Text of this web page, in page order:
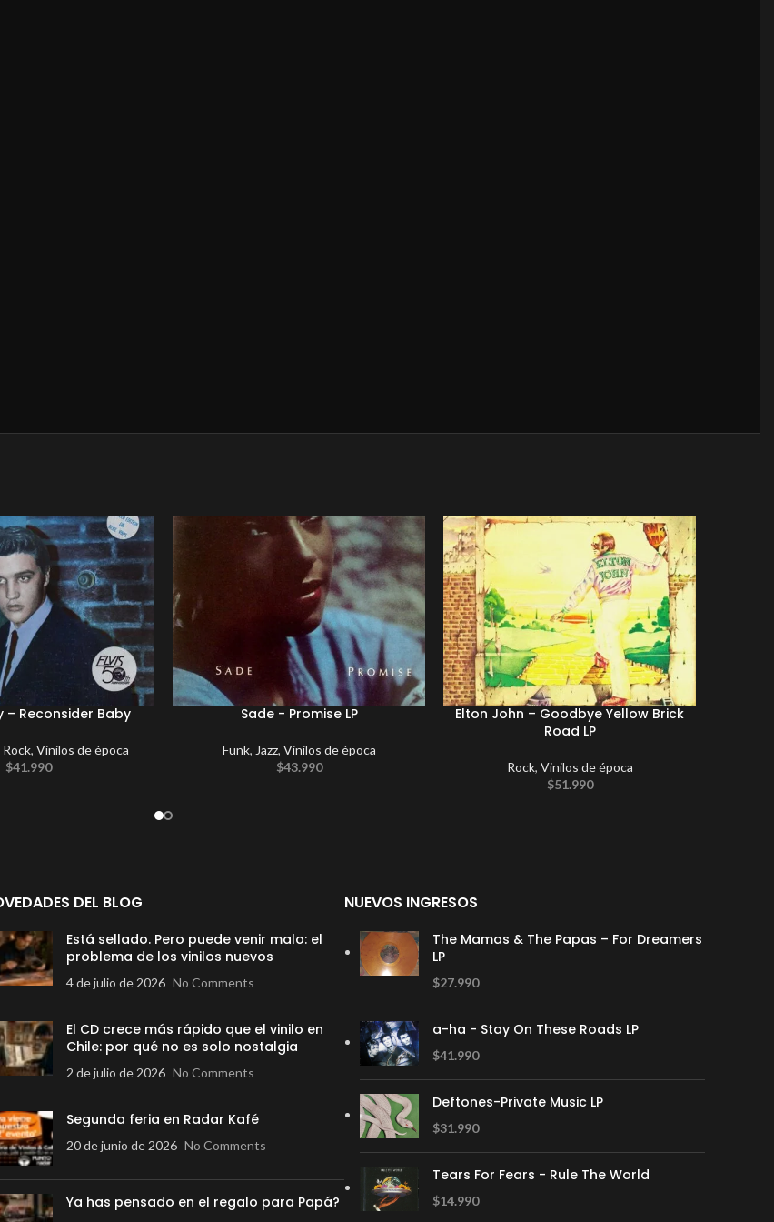
– Reconsider Baby
Rock, Vinilos de época
$41.990
Sade ‎- Promise LP
Funk, Jazz, Vinilos de época
$43.990
Elton John ‎– Goodbye Yellow Brick
Road LP
Rock, Vinilos de época
$51.990
DEL BLOG
Está sellado. Pero puede venir malo: el
problema de los vinilos nuevos
4 de julio de 2026 No Comments
El CD crece más rápido que el vinilo en
Chile: por qué no es solo nostalgia
2 de julio de 2026 No Comments
Segunda feria en Radar Kafé
20 de junio de 2026 No Comments
Ya has pensado en el regalo para Papá?
NUEVOS INGRESOS
The Mamas & The Papas – For Dreamers
LP
$27.990
a-ha - Stay On These Roads LP
$41.990
Deftones-Private Music LP
$31.990
Tears For Fears - Rule The World
$14.990